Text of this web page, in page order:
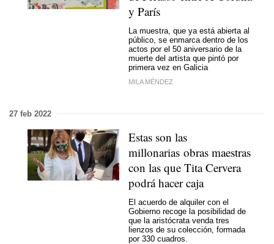
y París
La muestra, que ya está abierta al
público, se enmarca dentro de los
actos por el 50 aniversario de la
muerte del artista que pintó por
primera vez en Galicia
MILA MÉNDEZ
27 feb 2022
Estas son las
millonarias obras maestras
con las que Tita Cervera
podrá hacer caja
El acuerdo de alquiler con el
Gobierno recoge la posibilidad de
que la aristócrata venda tres
lienzos de su colección, formada
por 330 cuadros.